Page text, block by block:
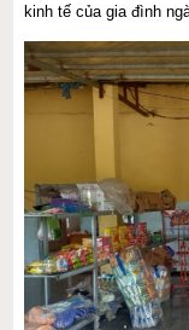
kinh tế của gia đình